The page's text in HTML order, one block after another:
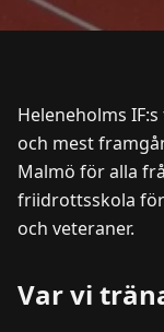
Heleneholms
och mest
Malmö för alla
friidrottsskola
och veteraner.
Var vi